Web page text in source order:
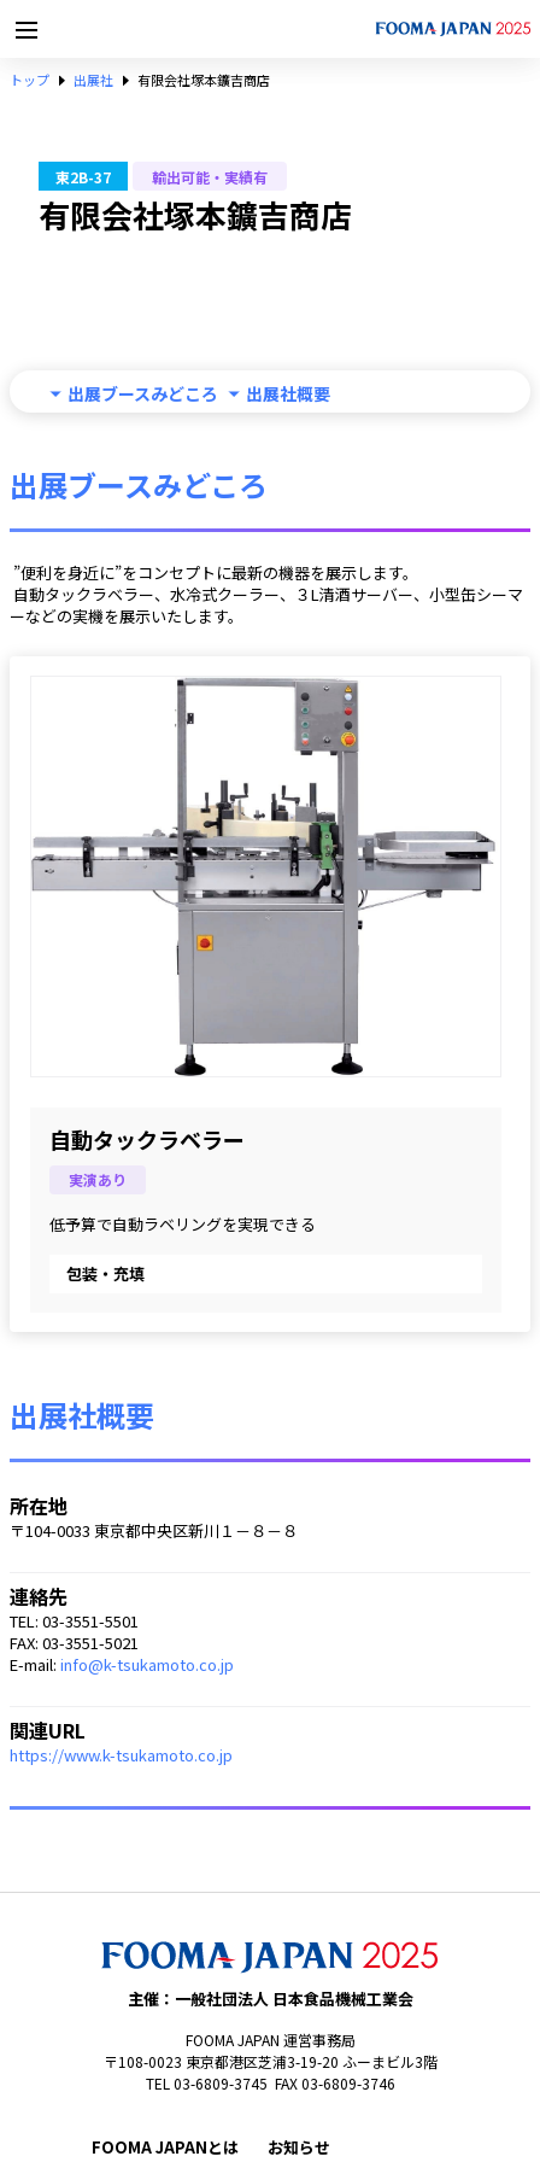
トップ 出展社 有限会社塚本鑛吉商店
東2B-37 輸出可能・実績有
有限会社塚本鑛吉商店
出展ブースみどころ 出展社概要
出展ブースみどころ
”便利を身近に”をコンセプトに最新の機器を展示します。
ーなどの実機を展示いたします。
自動タックラベラー
実演あり
低予算で自動ラベリングを実現できる
包装・充填
出展社概要
所在地
〒104-0033 東京都中央区新川１－８－８
連絡先
TEL: 03-3551-5501
FAX: 03-3551-5021
E-mail: info@k-tsukamoto.co.jp
関連URL
https://www.k-tsukamoto.co.jp
主催：一般社団法人 日本食品機械工業会
FOOMA JAPAN 運営事務局
〒108-0023 東京都港区芝浦3-19-20 ふーまビル3階
TEL 03-6809-3745 FAX 03-6809-3746
FOOMA JAPANとは お知らせ